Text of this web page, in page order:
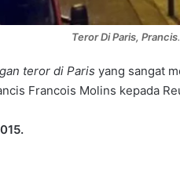
Teror Di Paris, Prancis
teror di Paris yang sangat
Francois Molins kepada